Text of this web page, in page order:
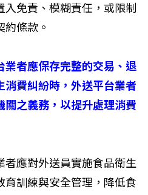
免責、模糊責任，或限制
約條款。
業者應保存完整的交易、退
消費糾紛時，外送平台業者
關之義務，以提升處理消費
者應對外送員實施食品衛生
育訓練與安全管理，降低食